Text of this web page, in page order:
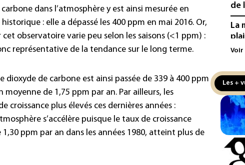
dans l’atmosphère y est ainsi mesurée en
: elle a dépassé les 400 ppm en mai 2016. Or,
observatoire varie peu selon les saisons (<1 ppm) :
représentative de la tendance sur le long terme.
dioxyde de carbone est ainsi passée de 339 à 400 ppm
de 1,75 ppm par an. Par ailleurs, les
croissance plus élevés ces dernières années :
s’accélère puisque le taux de croissance
ppm par an dans les années 1980, atteint plus de
de
La
aux
la
au
la
Voir
Les +